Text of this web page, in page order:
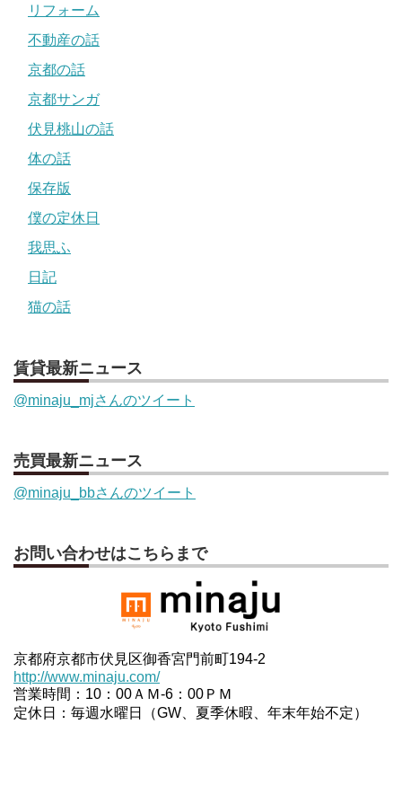
リフォーム
不動産の話
京都の話
京都サンガ
伏見桃山の話
体の話
保存版
僕の定休日
我思ふ
日記
猫の話
賃貸最新ニュース
@minaju_mjさんのツイート
売買最新ニュース
@minaju_bbさんのツイート
お問い合わせはこちらまで
京都府京都市伏見区御香宮門前町194-2
http://www.minaju.com/
営業時間：10：00ＡＭ-6：00ＰＭ
定休日：毎週水曜日（GW、夏季休暇、年末年始不定）